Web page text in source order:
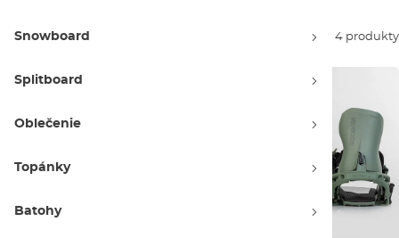
Snowboard
Splitboard
Oblečenie
Topánky
Batohy
Zoradiť podľa: 4 produkty